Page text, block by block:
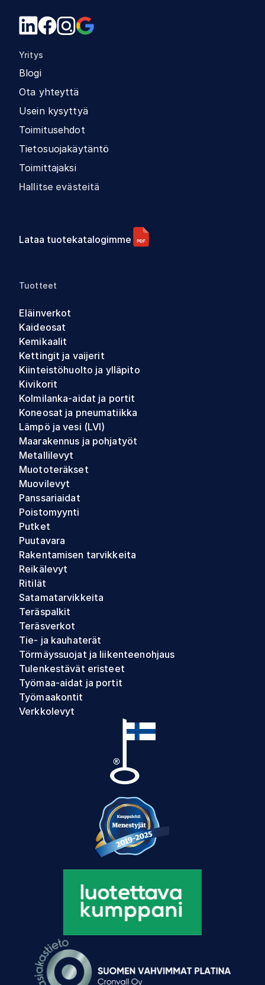
Yritys
Blogi
Ota yhteyttä
Usein kysyttyä
Toimitusehdot
Tietosuojakäytäntö
Toimittajaksi
Hallitse evästeitä
Lataa tuotekatalogimme
Tuotteet
Eläinverkot
Kaideosat
Kemikaalit
Kettingit ja vaijerit
Kiinteistöhuolto ja ylläpito
Kivikorit
Kolmilanka-aidat ja portit
Koneosat ja pneumatiikka
Lämpö ja vesi (LVI)
Maarakennus ja pohjatyöt
Metallilevyt
Muototeräkset
Muovilevyt
Panssariaidat
Poistomyynti
Putket
Puutavara
Rakentamisen tarvikkeita
Reikälevyt
Ritilät
Satamatarvikkeita
Teräspalkit
Teräsverkot
Tie- ja kauhaterät
Törmäyssuojat ja liikenteenohjaus
Tulenkestävät eristeet
Työmaa-aidat ja portit
Työmaakontit
Verkkolevyt